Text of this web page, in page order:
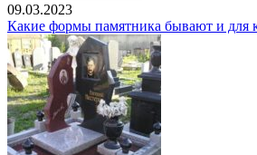
09.03.2023
Какие формы памятника бывают и для